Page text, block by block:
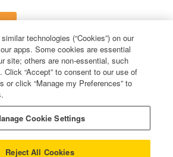
technologies (“Cookies”) on our
apps. Some cookies are essential
site; others are non-essential, such
“Accept” to consent to our use of
or click “Manage my Preferences” to
Cookie Settings
Reject All Cookies